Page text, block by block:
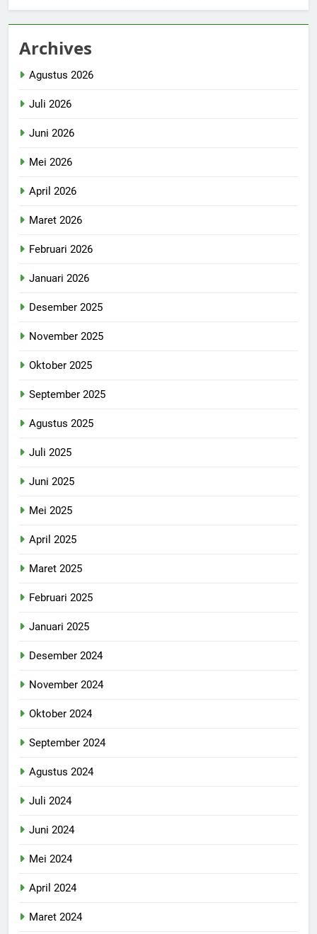
Archives
Agustus 2026
Juli 2026
Juni 2026
Mei 2026
April 2026
Maret 2026
Februari 2026
Januari 2026
Desember 2025
November 2025
Oktober 2025
September 2025
Agustus 2025
Juli 2025
Juni 2025
Mei 2025
April 2025
Maret 2025
Februari 2025
Januari 2025
Desember 2024
November 2024
Oktober 2024
September 2024
Agustus 2024
Juli 2024
Juni 2024
Mei 2024
April 2024
Maret 2024